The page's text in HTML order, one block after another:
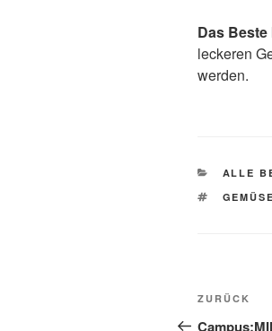
Das
leckeren
werden.
ALLE
Vorheriger
Beitrag
ZURÜCK